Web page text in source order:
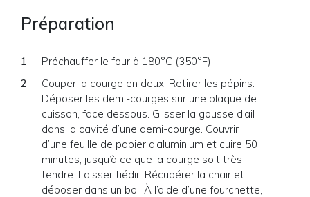
Préparation
Préchauffer le four à 180°C (350°F).
Couper la courge en deux. Retirer les pépins.
Déposer les demi-courges sur une plaque de
cuisson, face dessous. Glisser la gousse d’ail
dans la cavité d’une demi-courge. Couvrir
d’une feuille de papier d’aluminium et cuire 50
minutes, jusqu’à ce que la courge soit très
tendre. Laisser tiédir. Récupérer la chair et
déposer dans un bol. À l’aide d’une fourchette,